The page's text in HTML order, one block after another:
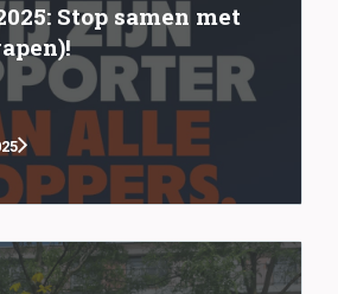
Stop samen met